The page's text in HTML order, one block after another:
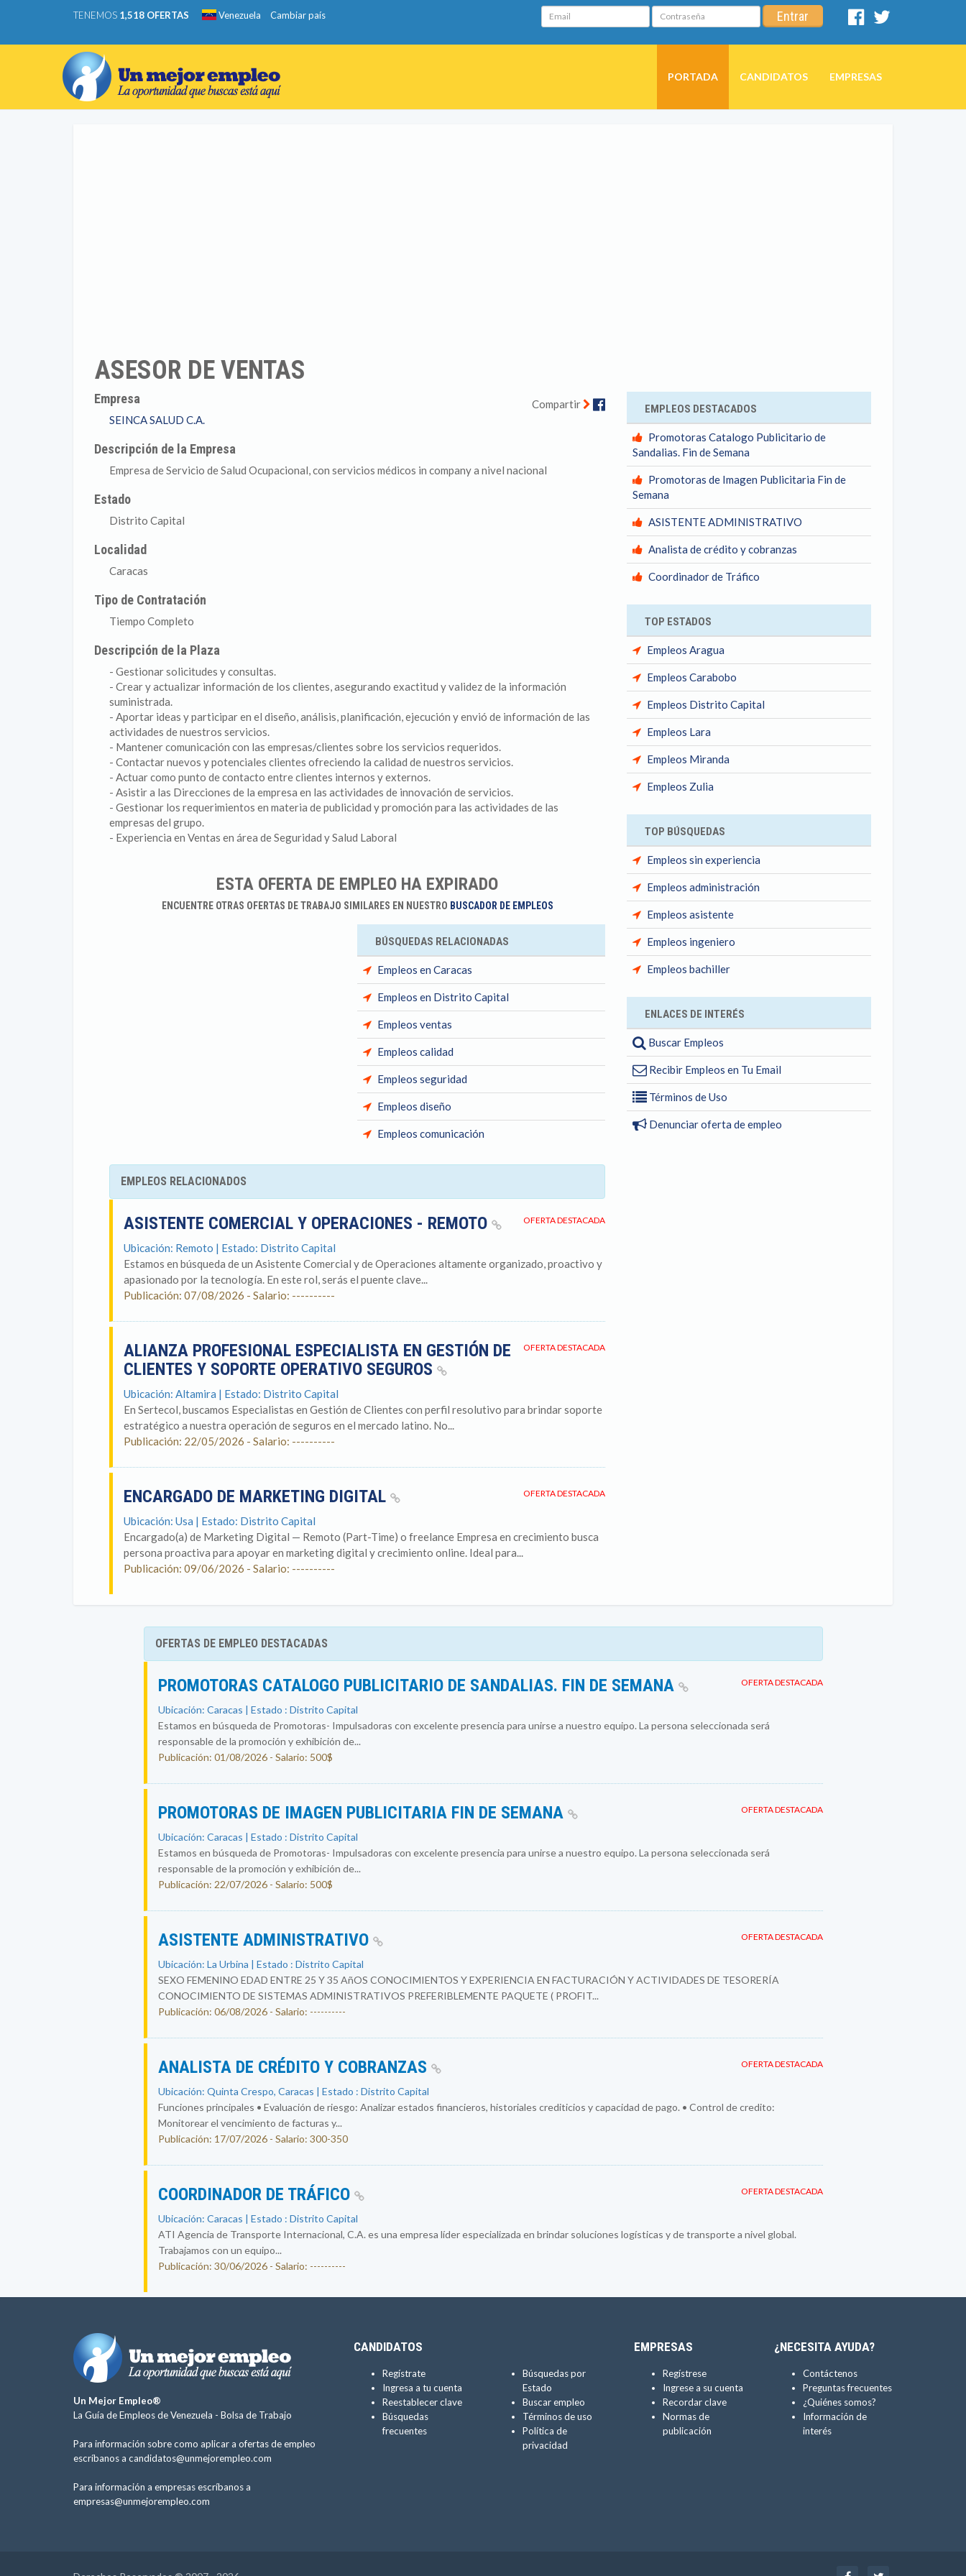
TENEMOS 1,518 OFERTAS Venezuela Cambiar país Email Contraseña Entrar
Facebook
PORTADA CANDIDATOS EMPRESAS
ASESOR DE VENTAS
Compartir Facebook
Empresa
SEINCA SALUD C.A.
Descripción de la Empresa
Empresa de Servicio de Salud Ocupacional, con servicios médicos in company a nivel nacional
Estado
Distrito Capital
Localidad
Caracas
Tipo de Contratación
Tiempo Completo
Descripción de la Plaza
- Gestionar solicitudes y consultas.
- Crear y actualizar información de los clientes, asegurando exactitud y validez de la información
suministrada.
- Aportar ideas y participar en el diseño, análisis, planificación, ejecución y envió de información de las
actividades de nuestros servicios.
- Mantener comunicación con las empresas/clientes sobre los servicios requeridos.
- Contactar nuevos y potenciales clientes ofreciendo la calidad de nuestros servicios.
- Actuar como punto de contacto entre clientes internos y externos.
- Asistir a las Direcciones de la empresa en las actividades de innovación de servicios.
- Gestionar los requerimientos en materia de publicidad y promoción para las actividades de las
empresas del grupo.
- Experiencia en Ventas en área de Seguridad y Salud Laboral
ESTA OFERTA DE EMPLEO HA EXPIRADO
ENCUENTRE OTRAS OFERTAS DE TRABAJO SIMILARES EN NUESTRO BUSCADOR DE EMPLEOS
BÚSQUEDAS RELACIONADAS
Empleos en Caracas
Empleos en Distrito Capital
Empleos ventas
Empleos calidad
Empleos seguridad
Empleos diseño
Empleos comunicación
EMPLEOS RELACIONADOS
OFERTA DESTACADA
ASISTENTE COMERCIAL Y OPERACIONES - REMOTO
Ubicación: Remoto | Estado: Distrito Capital
Estamos en búsqueda de un Asistente Comercial y de Operaciones altamente organizado, proactivo y
apasionado por la tecnología. En este rol, serás el puente clave...
Publicación: 07/08/2026 - Salario: ----------
OFERTA DESTACADA
ALIANZA PROFESIONAL ESPECIALISTA EN GESTIÓN DE
CLIENTES Y SOPORTE OPERATIVO SEGUROS
Ubicación: Altamira | Estado: Distrito Capital
En Sertecol, buscamos Especialistas en Gestión de Clientes con perfil resolutivo para brindar soporte
estratégico a nuestra operación de seguros en el mercado latino. No...
Publicación: 22/05/2026 - Salario: ----------
OFERTA DESTACADA
ENCARGADO DE MARKETING DIGITAL
Ubicación: Usa | Estado: Distrito Capital
Encargado(a) de Marketing Digital — Remoto (Part-Time) o freelance Empresa en crecimiento busca
persona proactiva para apoyar en marketing digital y crecimiento online. Ideal para...
Publicación: 09/06/2026 - Salario: ----------
EMPLEOS DESTACADOS
Promotoras Catalogo Publicitario de
Sandalias. Fin de Semana
Promotoras de Imagen Publicitaria Fin de
Semana
ASISTENTE ADMINISTRATIVO
Analista de crédito y cobranzas
Coordinador de Tráfico
TOP ESTADOS
Empleos Aragua
Empleos Carabobo
Empleos Distrito Capital
Empleos Lara
Empleos Miranda
Empleos Zulia
TOP BÚSQUEDAS
Empleos sin experiencia
Empleos administración
Empleos asistente
Empleos ingeniero
Empleos bachiller
ENLACES DE INTERÉS
Buscar Empleos
Recibir Empleos en Tu Email
Términos de Uso
Denunciar oferta de empleo
OFERTAS DE EMPLEO DESTACADAS
OFERTA DESTACADA
PROMOTORAS CATALOGO PUBLICITARIO DE SANDALIAS. FIN DE SEMANA
Ubicación: Caracas | Estado : Distrito Capital
Estamos en búsqueda de Promotoras- Impulsadoras con excelente presencia para unirse a nuestro equipo. La persona seleccionada será
responsable de la promoción y exhibición de...
Publicación: 01/08/2026 - Salario: 500$
OFERTA DESTACADA
PROMOTORAS DE IMAGEN PUBLICITARIA FIN DE SEMANA
Ubicación: Caracas | Estado : Distrito Capital
Estamos en búsqueda de Promotoras- Impulsadoras con excelente presencia para unirse a nuestro equipo. La persona seleccionada será
responsable de la promoción y exhibición de...
Publicación: 22/07/2026 - Salario: 500$
OFERTA DESTACADA
ASISTENTE ADMINISTRATIVO
Ubicación: La Urbina | Estado : Distrito Capital
SEXO FEMENINO EDAD ENTRE 25 Y 35 AñOS CONOCIMIENTOS Y EXPERIENCIA EN FACTURACIÓN Y ACTIVIDADES DE TESORERÍA
CONOCIMIENTO DE SISTEMAS ADMINISTRATIVOS PREFERIBLEMENTE PAQUETE ( PROFIT...
Publicación: 06/08/2026 - Salario: ----------
OFERTA DESTACADA
ANALISTA DE CRÉDITO Y COBRANZAS
Ubicación: Quinta Crespo, Caracas | Estado : Distrito Capital
Funciones principales • Evaluación de riesgo: Analizar estados financieros, historiales crediticios y capacidad de pago. • Control de credito:
Monitorear el vencimiento de facturas y...
Publicación: 17/07/2026 - Salario: 300-350
OFERTA DESTACADA
COORDINADOR DE TRÁFICO
Ubicación: Caracas | Estado : Distrito Capital
ATI Agencia de Transporte Internacional, C.A. es una empresa líder especializada en brindar soluciones logísticas y de transporte a nivel global.
Trabajamos con un equipo...
Publicación: 30/06/2026 - Salario: ----------
Un Mejor Empleo®
La Guía de Empleos de Venezuela - Bolsa de Trabajo
Para información sobre como aplicar a ofertas de empleo
escríbanos a candidatos@unmejorempleo.com
Para información a empresas escríbanos a
empresas@unmejorempleo.com
CANDIDATOS
Regístrate
Ingresa a tu cuenta
Reestablecer clave
Búsquedas
frecuentes
Búsquedas por
Estado
Buscar empleo
Términos de uso
Política de
privacidad
EMPRESAS
Regístrese
Ingrese a su cuenta
Recordar clave
Normas de
publicación
¿NECESITA AYUDA?
Contáctenos
Preguntas frecuentes
¿Quiénes somos?
Información de
interés